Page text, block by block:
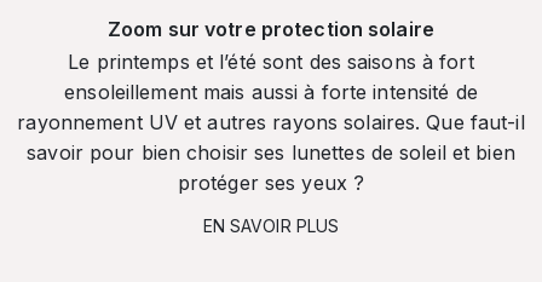
Zoom sur votre protection solaire
Le printemps et l’été sont des saisons à fort
ensoleillement mais aussi à forte intensité de
rayonnement UV et autres rayons solaires. Que faut-il
savoir pour bien choisir ses lunettes de soleil et bien
protéger ses yeux ?
EN SAVOIR PLUS